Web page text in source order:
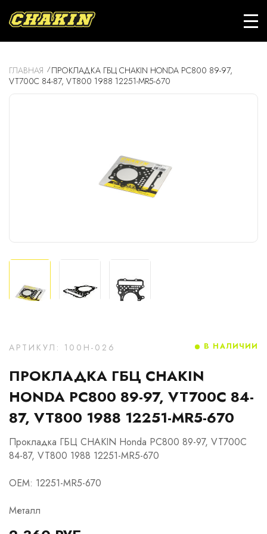
ГЛАВНАЯ
ПРОКЛАДКА ГБЦ CHAKIN HONDA PC800 89-97,
VT700C 84-87, VT800 1988 12251-MR5-670
АРТИКУЛ: 100H-026
ПРОКЛАДКА ГБЦ CHAKIN
HONDA PC800 89-97, VT700C 84-
87, VT800 1988 12251-MR5-670
Прокладка ГБЦ CHAKIN Honda PC800 89-97, VT700C
84-87, VT800 1988 12251-MR5-670
OEM: 12251-MR5-670
Металл
В НАЛИЧИИ